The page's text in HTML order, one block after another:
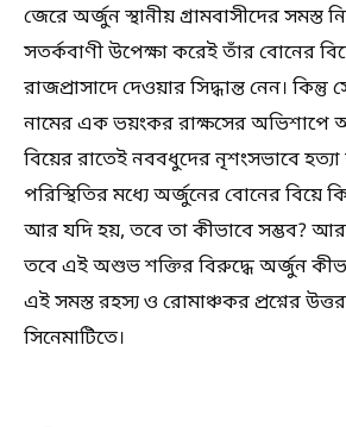
জেরে অর্জুন স্থানীয় গ্রামবাসীদের সমস্ত
সতর্কবাণী উপেক্ষা করেই তাঁর বোনের
রাজপ্রাসাদে দেওয়ার সিদ্ধান্ত নেন। কিন্তু
নামের এক ভয়ংকর রাক্ষসের অভিশাপে
বিয়ের রাতেই নববধুদের নৃশংসভাবে
পরিস্থিতির মধ্যে অর্জুনের বোনের বিয়ে
আর যদি হয়, তবে তা কীভাবে সম্ভব? আর
তবে এই অশুভ শক্তির বিরুদ্ধে অর্জুন
এই সমস্ত রহস্য ও রোমাঞ্চকর প্রশ্নের
সিনেমাটিতে।